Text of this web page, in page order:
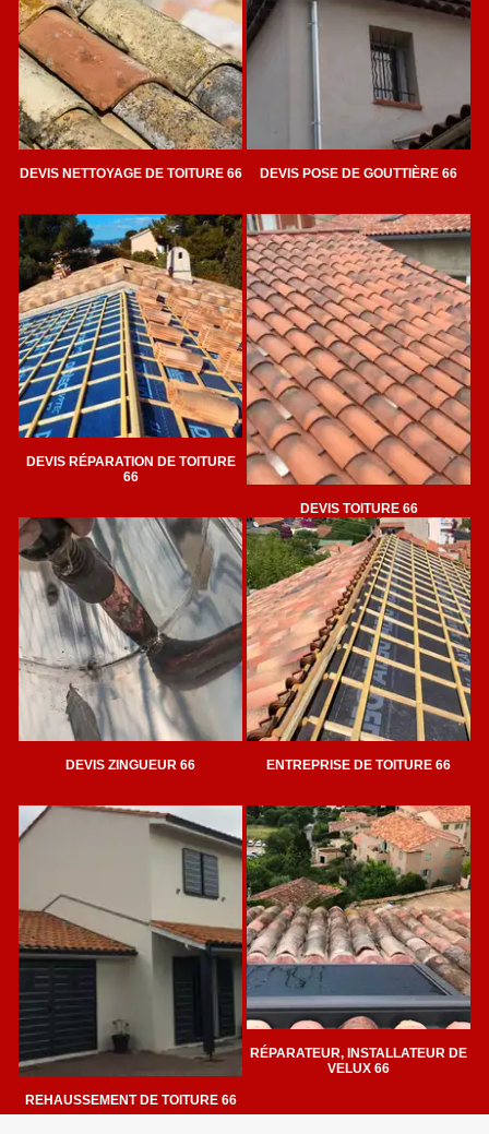
DEVIS NETTOYAGE DE TOITURE 66 DEVIS POSE DE GOUTTIÈRE 66
DEVIS RÉPARATION DE TOITURE
66
DEVIS TOITURE 66
DEVIS ZINGUEUR 66 ENTREPRISE DE TOITURE 66
REHAUSSEMENT DE TOITURE 66
RÉPARATEUR, INSTALLATEUR DE
VELUX 66